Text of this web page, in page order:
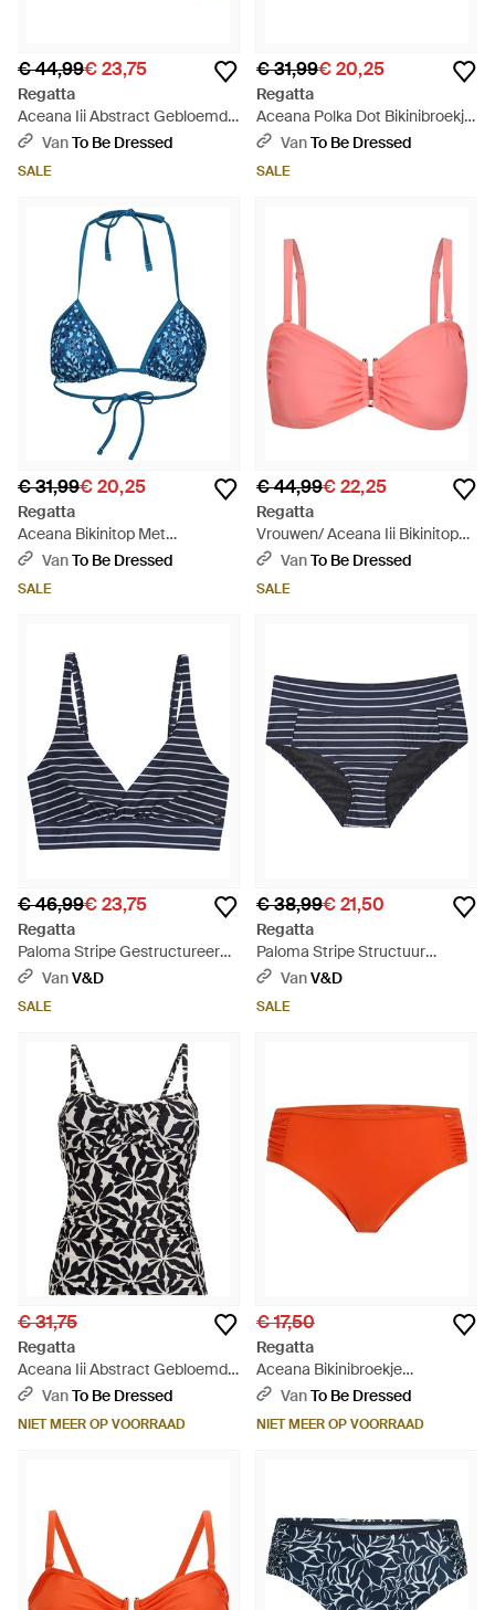
€ 44,99€ 23,75
Regatta
Aceana Iii Abstract Gebloemd
Bikinitopje (blauw)
VanTo Be Dressed
SALE
€ 31,99€ 20,25
Regatta
Aceana Polka Dot Bikinibroekje
(zwart/wit)
VanTo Be Dressed
SALE
€ 31,99€ 20,25
Regatta
Aceana Bikinitop Met
Dierenprint (hemels) - Blauw
VanTo Be Dressed
SALE
€ 44,99€ 22,25
Regatta
Vrouwen/ Aceana Iii Bikinitop
(Schelp) - Roze
VanTo Be Dressed
SALE
€ 46,99€ 23,75
Regatta
Paloma Stripe Gestructureerde
Bikinitop (marine / Wit) - Blauw
VanV&D
SALE
€ 38,99€ 21,50
Regatta
Paloma Stripe Structuur
Bikinibroekje - Blauw
VanV&D
SALE
€ 31,75
Regatta
Aceana Iii Abstract Gebloemd
Tankinitopje Zwart) - Zwart
VanTo Be Dressed
NIET MEER OP VOORRAAD
€ 17,50
Regatta
Aceana Bikinibroekje
(Mandarijn Tango) - Oranje
VanTo Be Dressed
NIET MEER OP VOORRAAD